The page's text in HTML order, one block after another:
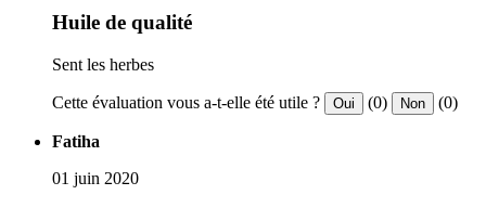
Huile de qualité
Sent les herbes
Cette évaluation vous a-t-elle été utile ? Oui (0) Non (0)
Fatiha
01 juin 2020